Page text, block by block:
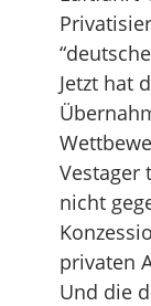
Jetzt hat
Vestager
nicht
privaten
Und die